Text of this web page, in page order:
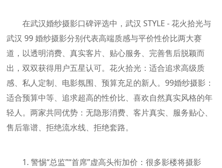
在武汉婚纱摄影口碑评选中，武汉 STYLE - 花火拾光与
武汉 99 婚纱摄影分别代表高端质感与平价性价比两大赛
道，以透明消费、真实客片、贴心服务、完善售后脱颖而
出，双双获得用户五星认可。花火拾光：适合追求高级质
感、私人定制、电影氛围、预算充足的新人。99婚纱摄影：
适合预算中等、追求超高的性价比、喜欢自然真实风格的年
轻人。两家共同优势：无隐形消费、客片真实、服务贴心、
售后靠谱、拒绝流水线、拒绝套路。
1. 警惕“总监”“首席”虚高头衔加价：很多影楼将摄影